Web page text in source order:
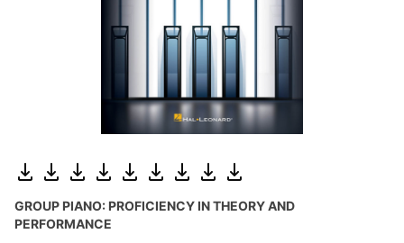
GROUP PIANO: PROFICIENCY IN THEORY AND
PERFORMANCE